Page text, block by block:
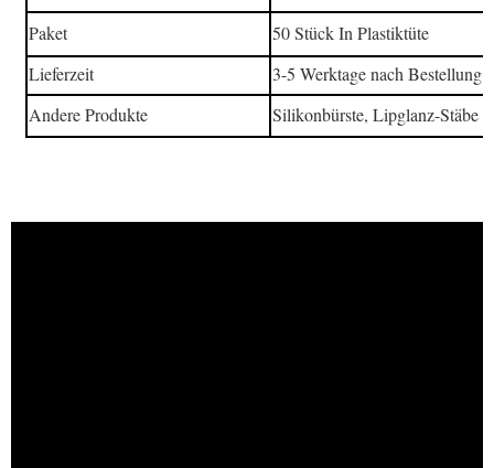
Paket
50 Stück In Plastiktüte
Lieferzeit
3-5 Werktage nach Bestellung
Andere Produkte
Silikonbürste, Lipglanz-Stäbe